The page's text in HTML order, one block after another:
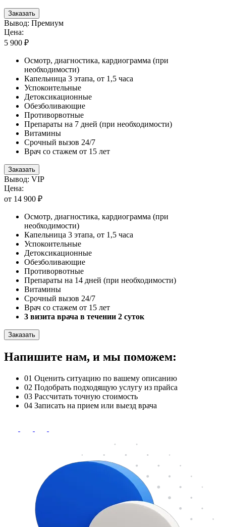
Заказать
Вывод: Премиум
Цена:
5 900 ₽
Осмотр, диагностика, кардиограмма (при
необходимости)
Капельница 3 этапа, от 1,5 часа
Успокоительные
Детоксикационные
Обезболивающие
Противорвотные
Препараты на 7 дней (при необходимости)
Витамины
Срочный вызов 24/7
Врач со стажем от 15 лет
Заказать
Вывод: VIP
Цена:
от 14 900 ₽
Осмотр, диагностика, кардиограмма (при
необходимости)
Капельница 3 этапа, от 1,5 часа
Успокоительные
Детоксикационные
Обезболивающие
Противорвотные
Препараты на 14 дней (при необходимости)
Витамины
Срочный вызов 24/7
Врач со стажем от 15 лет
3 визита врача в течении 2 суток
Заказать
Напишите нам, и мы поможем:
01 Оценить ситуацию по вашему описанию
02 Подобрать подходящую услугу из прайса
03 Рассчитать точную стоимость
04 Записать на прием или выезд врача